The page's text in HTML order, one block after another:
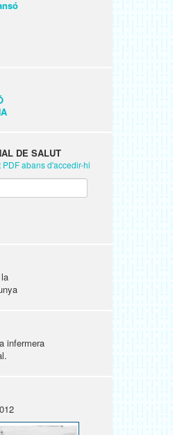
DE SALUT
abans d'accedir-hi
infermera